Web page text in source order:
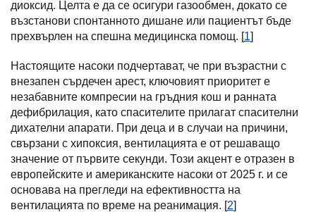
диоксид. Целта е да се осигури газообмен, докато се
възстанови спонтанното дишане или пациентът бъде
прехвърлен на спешна медицинска помощ. [1]
Настоящите насоки подчертават, че при възрастни с
внезапен сърдечен арест, ключовият приоритет е
незабавните компресии на гръдния кош и ранната
дефибрилация, като спасителите прилагат спасителни
дихателни апарати. При деца и в случаи на причини,
свързани с хипоксия, вентилацията е от решаващо
значение от първите секунди. Този акцент е отразен в
европейските и американските насоки от 2025 г. и се
основава на прегледи на ефективността на
вентилацията по време на реанимация. [2]